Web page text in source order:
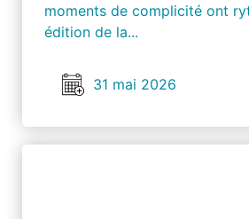
moments de complicité ont
édition de la...
31 mai 2026